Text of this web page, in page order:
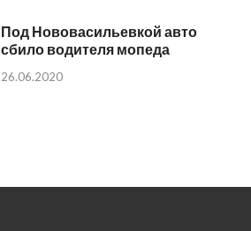
Под Нововасильевкой авто
сбило водителя мопеда
26.06.2020